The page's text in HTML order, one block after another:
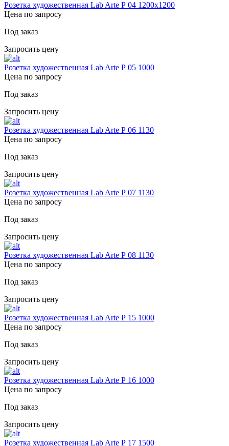
Розетка художественная Lab Arte Р 04 1200х1200
Цена по запросу
Под заказ
Запросить цену
Розетка художественная Lab Arte Р 05 1000
Цена по запросу
Под заказ
Запросить цену
Розетка художественная Lab Arte Р 06 1130
Цена по запросу
Под заказ
Запросить цену
Розетка художественная Lab Arte Р 07 1130
Цена по запросу
Под заказ
Запросить цену
Розетка художественная Lab Arte Р 08 1130
Цена по запросу
Под заказ
Запросить цену
Розетка художественная Lab Arte Р 15 1000
Цена по запросу
Под заказ
Запросить цену
Розетка художественная Lab Arte Р 16 1000
Цена по запросу
Под заказ
Запросить цену
Розетка художественная Lab Arte Р 17 1500